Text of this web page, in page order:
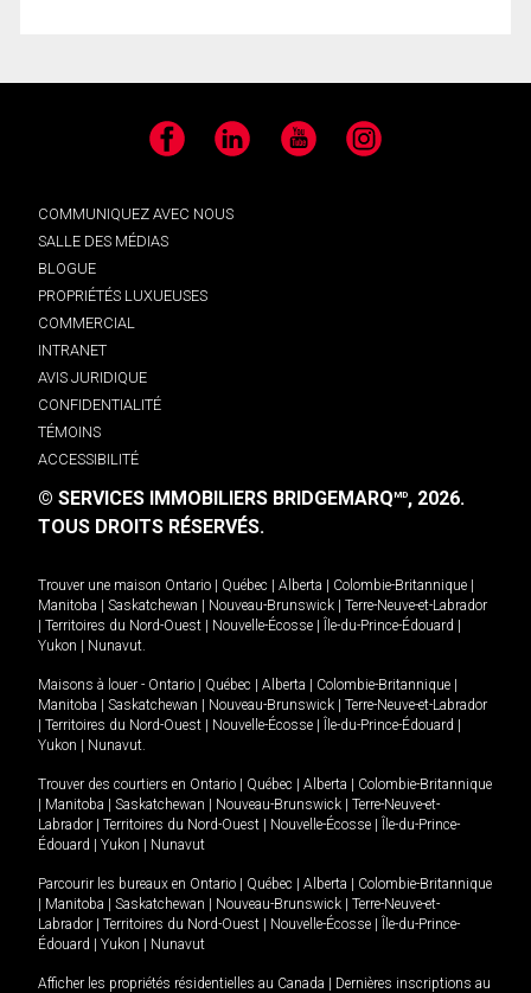
Facebook LinkedIn YouTube Instagram
COMMUNIQUEZ AVEC NOUS
SALLE DES MÉDIAS
BLOGUE
PROPRIÉTÉS LUXUEUSES
COMMERCIAL
INTRANET
AVIS JURIDIQUE
CONFIDENTIALITÉ
TÉMOINS
ACCESSIBILITÉ
© SERVICES IMMOBILIERS BRIDGEMARQMD, 2026.
TOUS DROITS RÉSERVÉS.
Trouver une maison Ontario | Québec | Alberta | Colombie-Britannique |
Manitoba | Saskatchewan | Nouveau-Brunswick | Terre-Neuve-et-Labrador
| Territoires du Nord-Ouest | Nouvelle-Écosse | Île-du-Prince-Édouard |
Yukon | Nunavut
Maisons à louer - Ontario | Québec | Alberta | Colombie-Britannique |
Manitoba | Saskatchewan | Nouveau-Brunswick | Terre-Neuve-et-Labrador
| Territoires du Nord-Ouest | Nouvelle-Écosse | Île-du-Prince-Édouard |
Yukon | Nunavut
Trouver des courtiers en Ontario | Québec | Alberta | Colombie-Britannique
| Manitoba | Saskatchewan | Nouveau-Brunswick | Terre-Neuve-et-
Labrador | Territoires du Nord-Ouest | Nouvelle-Écosse | Île-du-Prince-
Édouard | Yukon | Nunavut
Parcourir les bureaux en Ontario | Québec | Alberta | Colombie-Britannique
| Manitoba | Saskatchewan | Nouveau-Brunswick | Terre-Neuve-et-
Labrador | Territoires du Nord-Ouest | Nouvelle-Écosse | Île-du-Prince-
Édouard | Yukon | Nunavut
Afficher les propriétés résidentielles au Canada | Dernières inscriptions au